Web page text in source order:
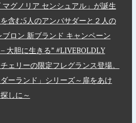
グノリア センシュアル」が誕生
含む5人のアンバサダーと２人の
ロン 新ブランド キャンペーン
大胆に生きる” #LIVEBOLDLY
ェリーの限定フレグランス登場。
ダーランド」シリーズ～扉をあけ
しに～